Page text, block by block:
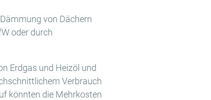
von Dächern
oder durch
Erdgas und Heizöl und
Verbrauch
könnten die Mehrkosten